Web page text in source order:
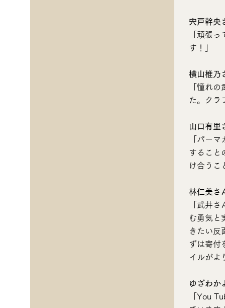
宍戸幹央
「頑張
す！」
横山椎乃
「憧れ
た。クラ
山口有里
「パー
すること
け合うこ
林仁美さ
「武井
む勇気と
きたい反
ずは寄付
イルがよ
ゆざわか
「You